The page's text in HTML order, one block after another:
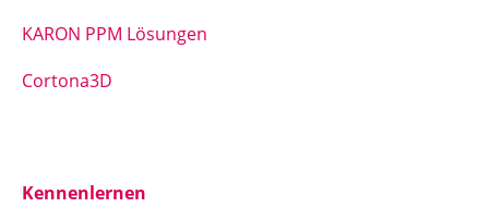
KARON PPM Lösungen
Cortona3D
Kennenlernen